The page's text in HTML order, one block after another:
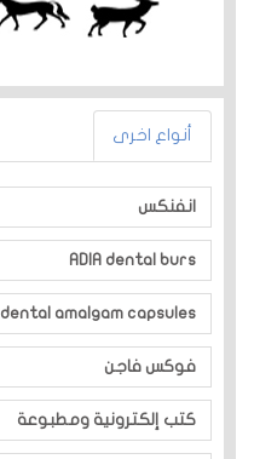
أنواع اخرى
انفنكس
ADIA dental burs
dental amalgam capsules
فوكس فاجن
كتب إلكترونية ومطبوعة